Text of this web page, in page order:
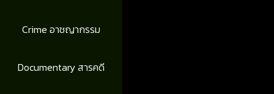
Crime อาชญากรรม
Documentary สารคดี